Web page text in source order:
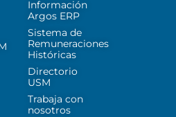
Información
Argos ERP
Sistema de
Remuneraciones
Históricas
Directorio
USM
Trabaja con
nosotros